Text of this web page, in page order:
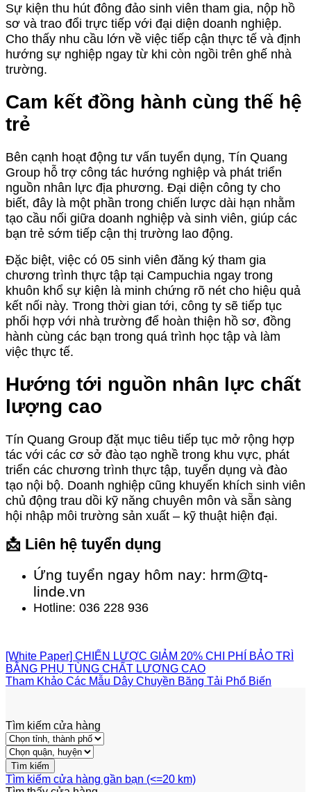
Sự kiện thu hút đông đảo sinh viên tham gia, nộp hồ
sơ và trao đổi trực tiếp với đại diện doanh nghiệp.
Cho thấy nhu cầu lớn về việc tiếp cận thực tế và định
hướng sự nghiệp ngay từ khi còn ngồi trên ghế nhà
trường.
Cam kết đồng hành cùng thế hệ
trẻ
Bên cạnh hoạt động tư vấn tuyển dụng, Tín Quang
Group hỗ trợ công tác hướng nghiệp và phát triển
nguồn nhân lực địa phương. Đại diện công ty cho
biết, đây là một phần trong chiến lược dài hạn nhằm
tạo cầu nối giữa doanh nghiệp và sinh viên, giúp các
bạn trẻ sớm tiếp cận thị trường lao động.
Đặc biệt, việc có 05 sinh viên đăng ký tham gia
chương trình thực tập tại Campuchia ngay trong
khuôn khổ sự kiện là minh chứng rõ nét cho hiệu quả
kết nối này. Trong thời gian tới, công ty sẽ tiếp tục
phối hợp với nhà trường để hoàn thiện hồ sơ, đồng
hành cùng các bạn trong quá trình học tập và làm
việc thực tế.
Hướng tới nguồn nhân lực chất
lượng cao
Tín Quang Group đặt mục tiêu tiếp tục mở rộng hợp
tác với các cơ sở đào tạo nghề trong khu vực, phát
triển các chương trình thực tập, tuyển dụng và đào
tạo nội bộ. Doanh nghiệp cũng khuyến khích sinh viên
chủ động trau dồi kỹ năng chuyên môn và sẵn sàng
hội nhập môi trường sản xuất – kỹ thuật hiện đại.
📩 Liên hệ tuyển dụng
Ứng tuyển ngay hôm nay: hrm@tq-
linde.vn
Hotline: 036 228 936
[White Paper] CHIẾN LƯỢC GIẢM 20% CHI PHÍ BẢO TRÌ
BẰNG PHỤ TÙNG CHẤT LƯỢNG CAO
Tham Khảo Các Mẫu Dây Chuyền Băng Tải Phổ Biến
Tìm kiếm cửa hàng
Tìm kiếm cửa hàng gần bạn (<=20 km)